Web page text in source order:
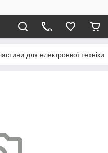
для електронної техніки